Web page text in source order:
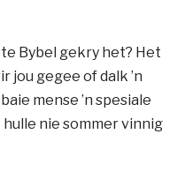
Bybel gekry het? Het
jou gegee of dalk ’n
mense ’n spesiale
nie sommer vinnig